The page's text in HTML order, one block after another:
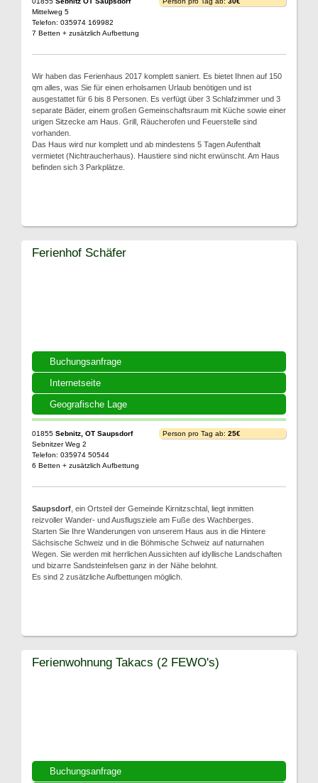
Mittelweg 5
Telefon: 035974 169982
7 Betten + zusätzlich Aufbettung
Wir haben das Ferienhaus 2017 komplett saniert. Es bietet Ihnen auf 150
qm alles, was Sie für einen erholsamen Urlaub benötigen und ist
ausgestattet für 6 bis 8 Personen. Es verfügt über 3 Schlafzimmer und 3
separate Bäder, einem großen Gemeinschaftsraum mit Küche sowie einer
urigen Sitzecke am Haus. Grill, Räucherofen und Feuerstelle sind
vorhanden.
Das Haus wird nur komplett und ab mindestens 5 Tagen Aufenthalt
vermietet (Nichtraucherhaus). Haustiere sind nicht erwünscht. Am Haus
befinden sich 3 Parkplätze.
Buchungsanfrage
Internetseite
Geografische Lage
Ferienhof Schäfer
01855 Sebnitz, OT Saupsdorf
Sebnitzer Weg 2
Telefon: 035974 50544
6 Betten + zusätzlich Aufbettung
Person pro Tag ab: 25€
Saupsdorf , ein Ortsteil der Gemeinde Kirnitzschtal, liegt inmitten
reizvoller Wander- und Ausflugsziele am Fuße des Wachberges.
Starten Sie Ihre Wanderungen von unserem Haus aus in die Hintere
Sächsische Schweiz und in die Böhmische Schweiz auf naturnahen
Wegen. Sie werden mit herrlichen Aussichten auf idyllische Landschaften
und bizarre Sandsteinfelsen ganz in der Nähe belohnt.
Es sind 2 zusätzliche Aufbettungen möglich.
Buchungsanfrage
Ferienwohnung Takacs (2 FEWO's)